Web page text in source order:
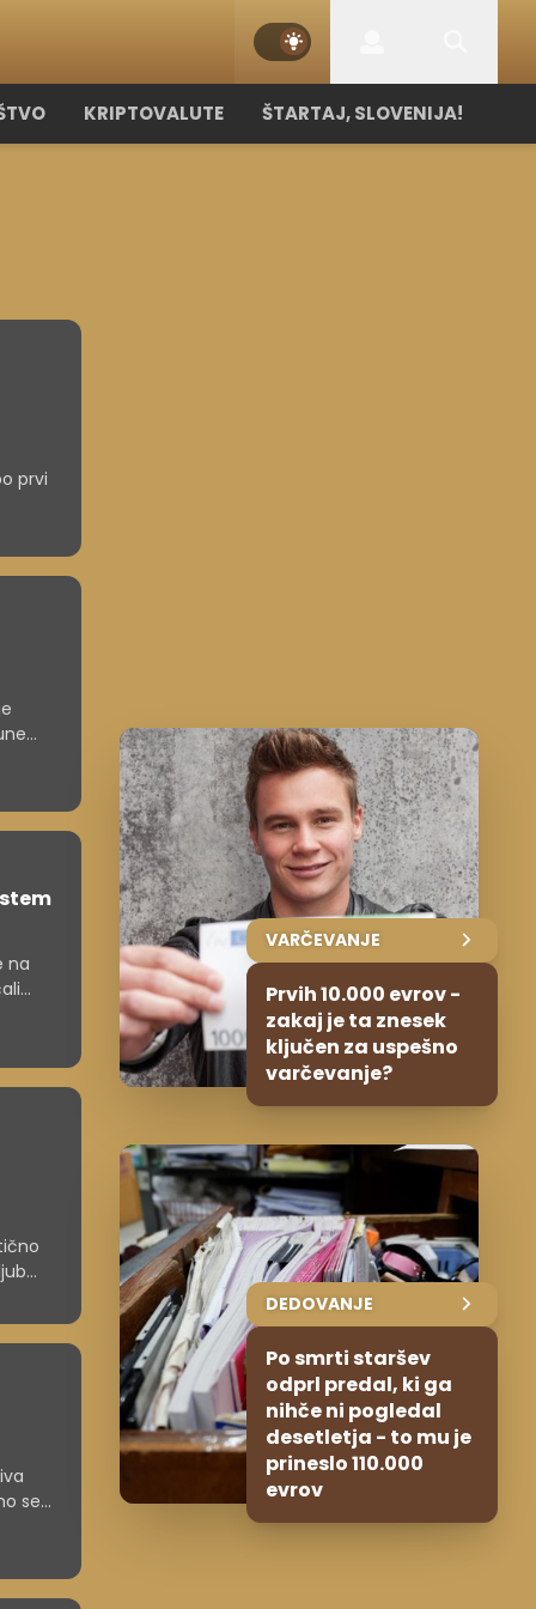
KRIPTOVALUTE ŠTARTAJ, SLOVENIJA!
prvi
na
se
VARČEVANJE
Prvih 10.000 evrov -
zakaj je ta znesek
ključen za uspešno
varčevanje?
DEDOVANJE
Po smrti staršev
odprl predal, ki ga
nihče ni pogledal
desetletja - to mu je
prineslo 110.000
evrov